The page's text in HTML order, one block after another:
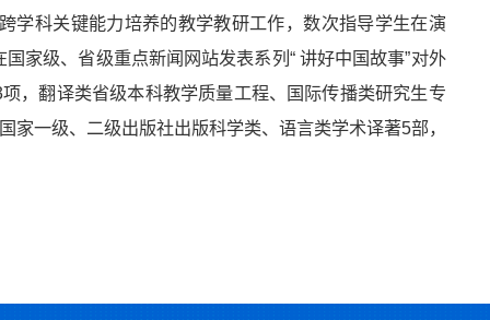
学科关键能力培养的教学教研工作，数次指导学生在演
家级、省级重点新闻网站发表系列“ 讲好中国故事”对外
，翻译类省级本科教学质量工程、国际传播类研究生专
一级、二级出版社出版科学类、语言类学术译著5部，